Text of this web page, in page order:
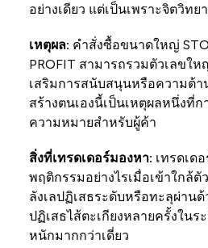
อย่างเดียว แต่เป็นเพราะจิตวิท
เหตุผล: คำสั่งซื้อขนาดใหญ่
PROFIT สามารถรวมตัวเลขใ
เสริมการสนับสนุนหรือความต้
สร้างตนเองนี้เป็นเหตุผลหนึ่งที่
ความหมายสำหรับผู้ค้า
สิ่งที่เทรดเดอร์มองหา: เทรดเด
พฤติกรรมอย่างไรเมื่อเข้าใกล้ตั
ลังเลปฏิเสธระดับหรือทะลุผ่าน
ปฏิเสธไส้ตะเกียงหลายครั้งในร
หนักมากกว่าเดี่ยว